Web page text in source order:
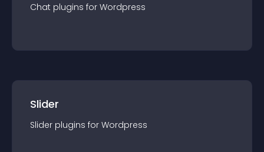
Chat plugins for Wordpress
Slider
Slider plugins for Wordpress